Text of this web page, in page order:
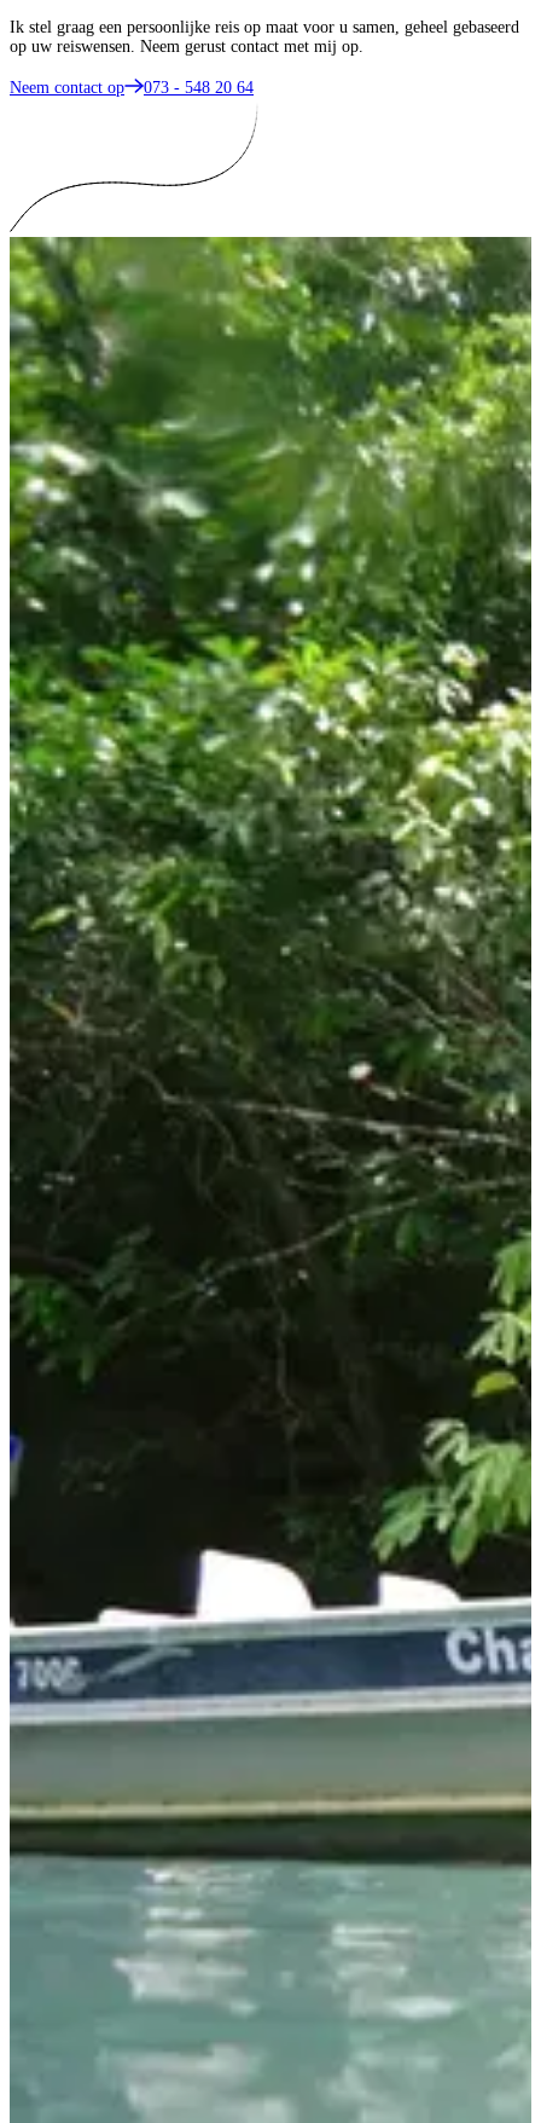
Ik stel graag een persoonlijke reis op maat voor u samen, geheel gebaseerd
op uw reiswensen. Neem gerust contact met mij op.
Neem contact op 073 - 548 20 64